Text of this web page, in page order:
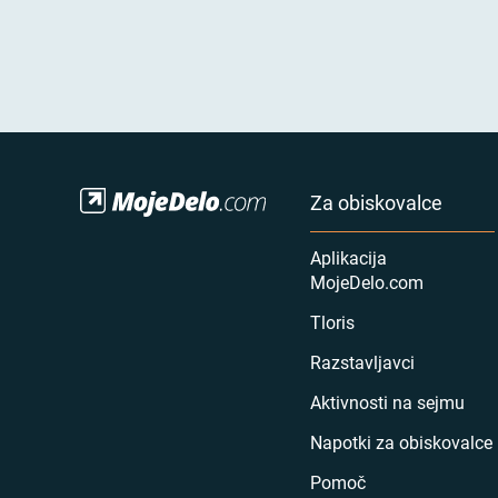
Za obiskovalce
Aplikacija
MojeDelo.com
Tloris
Razstavljavci
Aktivnosti na sejmu
Napotki za obiskovalce
Pomoč